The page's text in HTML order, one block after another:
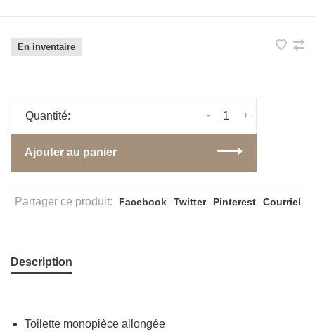
En inventaire
Quantité: +
-
Ajouter au panier
Partager ce produit: Facebook Twitter Pinterest Courriel
Description
Toilette monopièce allongée